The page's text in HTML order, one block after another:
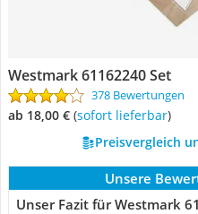
Westmark 61162240 Set
378 Bewertungen
ab 18,00 € ( Sofort lieferbar)
Preisvergleich
Unsere
Unser Fazit für Westmark